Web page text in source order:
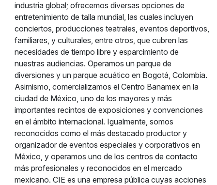
industria global; ofrecemos diversas opciones de
entretenimiento de talla mundial, las cuales incluyen
conciertos, producciones teatrales, eventos deportivos,
familiares, y culturales, entre otros, que cubren las
necesidades de tiempo libre y esparcimiento de
nuestras audiencias. Operamos un parque de
diversiones y un parque acuático en Bogotá, Colombia.
Asimismo, comercializamos el Centro Banamex en la
ciudad de México, uno de los mayores y más
importantes recintos de exposiciones y convenciones
en el ámbito internacional. Igualmente, somos
reconocidos como el más destacado productor y
organizador de eventos especiales y corporativos en
México, y operamos uno de los centros de contacto
más profesionales y reconocidos en el mercado
mexicano. CIE es una empresa pública cuyas acciones